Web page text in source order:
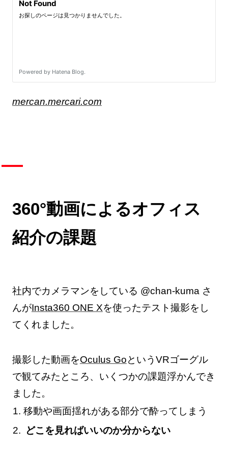
mercan.mercari.com
360°動画によるオフィス
紹介の課題
社内でカメラマンをしている @chan-kuma さ
んがInsta360 ONE Xを使ったテスト撮影をし
てくれました。
撮影した動画をOculus GoというVRゴーグル
で観てみたところ、いくつかの課題浮かんでき
ました。
移動や画面揺れがある部分で酔ってしまう
どこを見ればいいのか分からない